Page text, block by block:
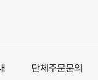
단체주문문의